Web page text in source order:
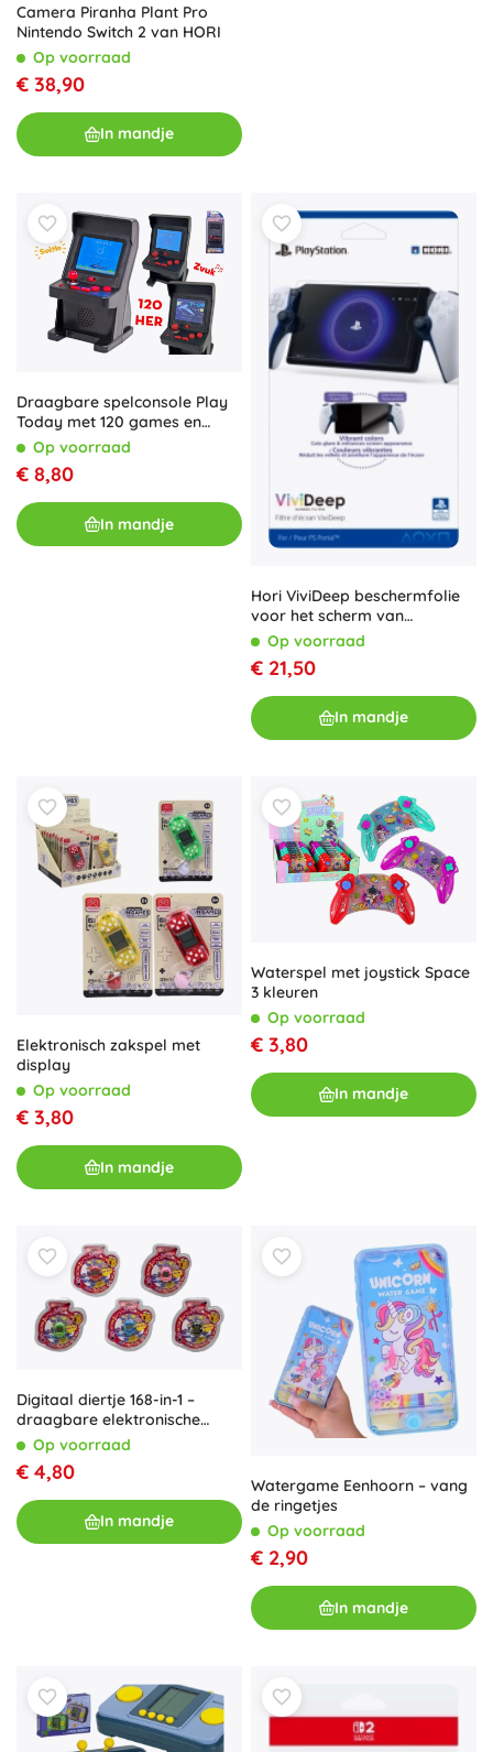
Camera Piranha Plant Pro
Nintendo Switch 2 van HORI
Op voorraad
€ 38,90
In mandje
Draagbare spelconsole Play
Today met 120 games en
kleurendisplay
Op voorraad
€ 8,80
In mandje
Hori ViviDeep beschermfolie
voor het scherm van
PlayStation Portal
Op voorraad
€ 21,50
In mandje
Elektronisch zakspel met
display
Op voorraad
€ 3,80
In mandje
Waterspel met joystick Space
3 kleuren
Op voorraad
€ 3,80
In mandje
Digitaal diertje 168-in-1 –
draagbare elektronische
spelcomputer
Op voorraad
€ 4,80
In mandje
Watergame Eenhoorn – vang
de ringetjes
Op voorraad
€ 2,90
In mandje